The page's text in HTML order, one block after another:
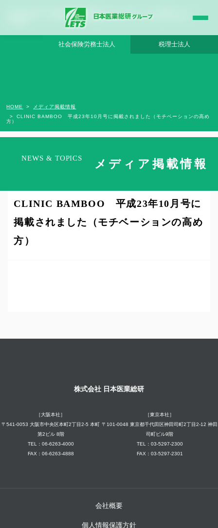
CLINIC BAMBOO 平成23年10月号に掲載されました（モチベーションの高め方） - 日
本医業総研グループ |日本医業総研｜医院開業・承継・クリニック経営支援・医療モ
社会保険労務士法人 税理士法人
NEWS & TOPICS メディア掲載情報
HOME
メディア掲載情報
CLINIC BAMBOO 平成23年10月号に掲載されました（モチベーションの高め
方）
CLINIC BAMBOO 平成23年10月号に
掲載されました（モチベーションの高め
方）
株式会社 日本医業総研
［大阪本社］
〒541-0053 大阪市中央区本町2丁目2-5 本町
第2ビル 8階
TEL：06-6263-4000
FAX：06-6263-4888
［東京本社］
〒101-0048 東京都千代田区神田司町2丁目2-12 神田
司町ビル9階
TEL：03-5297-2300
FAX：03-5297-2301
会社概要
個人情報保護方針